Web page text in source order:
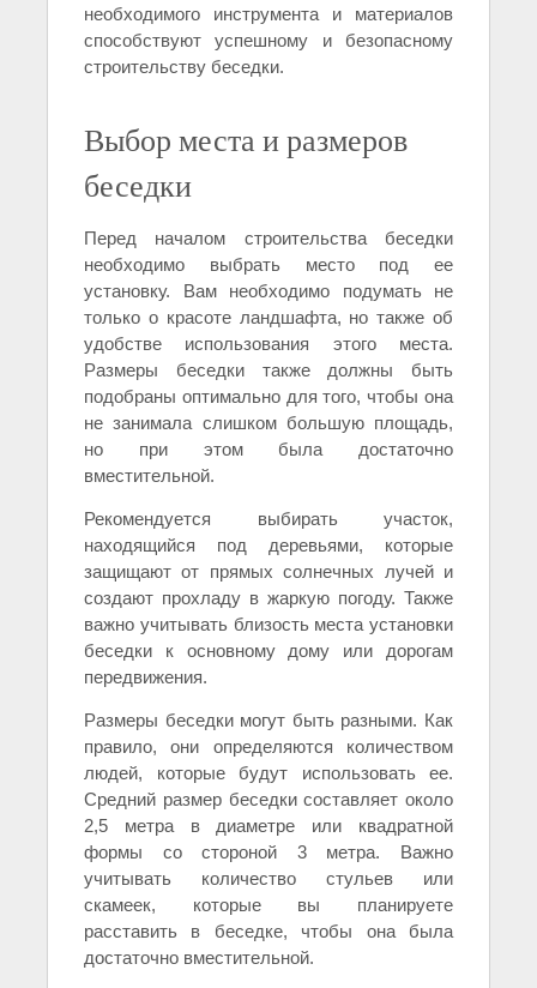
необходимого инструмента и материалов
способствуют успешному и безопасному
строительству беседки.
Выбор места и размеров
беседки
Перед началом строительства беседки
необходимо выбрать место под ее
установку. Вам необходимо подумать не
только о красоте ландшафта, но также об
удобстве использования этого места.
Размеры беседки также должны быть
подобраны оптимально для того, чтобы она
не занимала слишком большую площадь,
но при этом была достаточно
вместительной.
Рекомендуется выбирать участок,
находящийся под деревьями, которые
защищают от прямых солнечных лучей и
создают прохладу в жаркую погоду. Также
важно учитывать близость места установки
беседки к основному дому или дорогам
передвижения.
Размеры беседки могут быть разными. Как
правило, они определяются количеством
людей, которые будут использовать ее.
Средний размер беседки составляет около
2,5 метра в диаметре или квадратной
формы со стороной 3 метра. Важно
учитывать количество стульев или
скамеек, которые вы планируете
расставить в беседке, чтобы она была
достаточно вместительной.